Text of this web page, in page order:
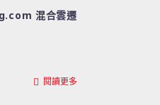
混合雲遷
閱讀更多